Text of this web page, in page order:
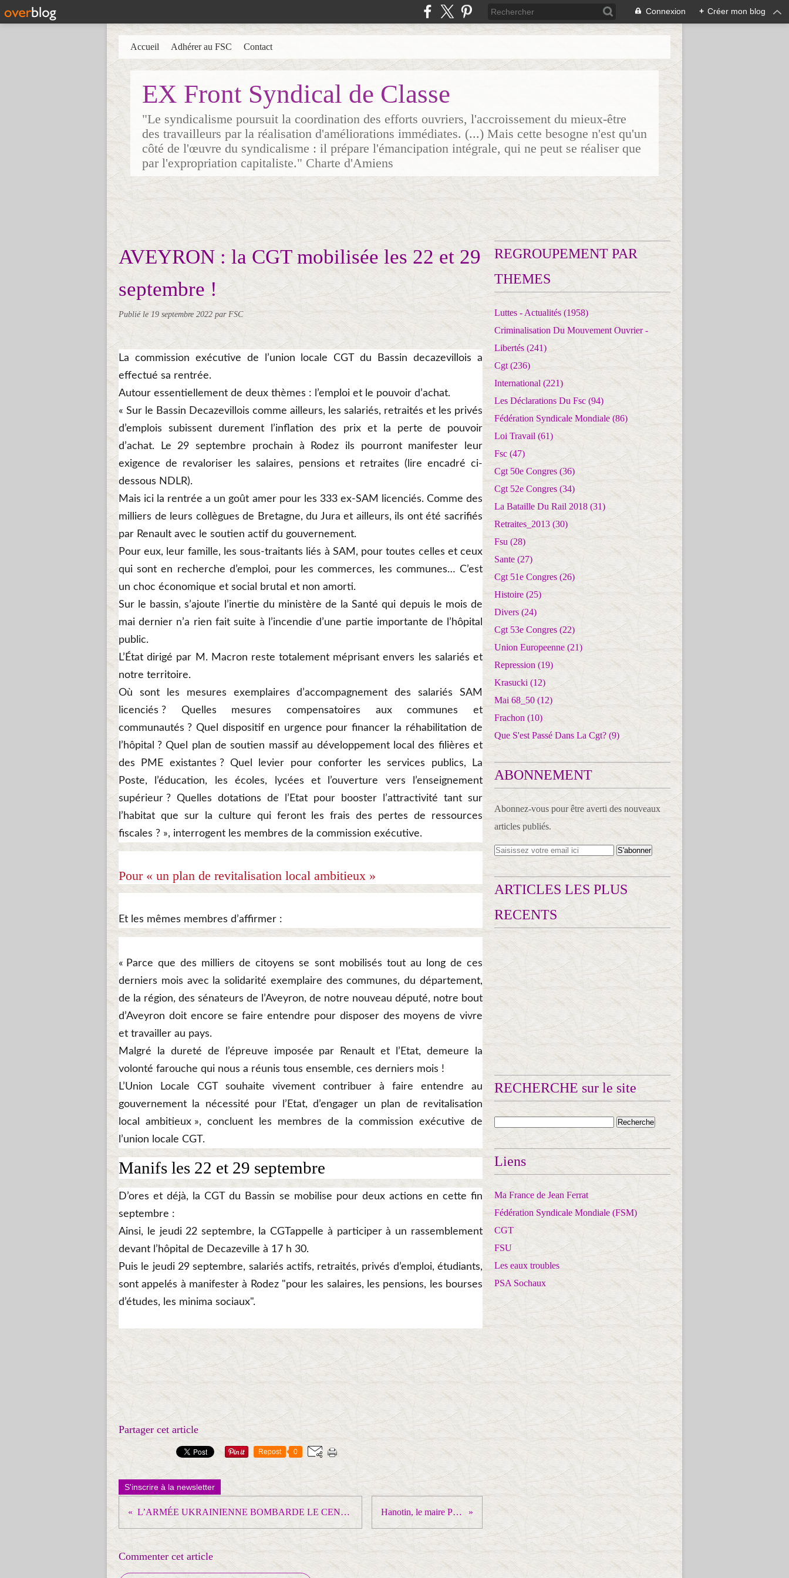
Connexion + Créer mon blog
EX Front Syndical de Classe
"Le syndicalisme poursuit la coordination des efforts ouvriers, l'accroissement du mieux-être
des travailleurs par la réalisation d'améliorations immédiates. (...) Mais cette besogne n'est qu'un
côté de l'œuvre du syndicalisme : il prépare l'émancipation intégrale, qui ne peut se réaliser que
par l'expropriation capitaliste." Charte d'Amiens
Accueil Adhérer au FSC Contact
AVEYRON : la CGT mobilisée les 22 et 29
septembre !
Publié le 19 septembre 2022 par FSC
Les membres de la commission exécutive de l’union locale CGT du Bassin decazevillois. DR - DR
La commission exécutive de l’union locale CGT du Bassin decazevillois a
effectué sa rentrée.
Autour essentiellement de deux thèmes : l’emploi et le pouvoir d’achat.
« Sur le Bassin Decazevillois comme ailleurs, les salariés, retraités et les privés
d’emplois subissent durement l’inflation des prix et la perte de pouvoir
d’achat. Le 29 septembre prochain à Rodez ils pourront manifester leur
exigence de revaloriser les salaires, pensions et retraites (lire encadré ci-
dessous NDLR).
Mais ici la rentrée a un goût amer pour les 333 ex-SAM licenciés. Comme des
milliers de leurs collègues de Bretagne, du Jura et ailleurs, ils ont été sacrifiés
par Renault avec le soutien actif du gouvernement.
Pour eux, leur famille, les sous-traitants liés à SAM, pour toutes celles et ceux
qui sont en recherche d’emploi, pour les commerces, les communes… C’est
un choc économique et social brutal et non amorti.
Sur le bassin, s’ajoute l’inertie du ministère de la Santé qui depuis le mois de
mai dernier n’a rien fait suite à l’incendie d’une partie importante de l’hôpital
public.
L’État dirigé par M. Macron reste totalement méprisant envers les salariés et
notre territoire.
Où sont les mesures exemplaires d’accompagnement des salariés SAM
licenciés ? Quelles mesures compensatoires aux communes et
communautés ? Quel dispositif en urgence pour financer la réhabilitation de
l’hôpital ? Quel plan de soutien massif au développement local des filières et
des PME existantes ? Quel levier pour conforter les services publics, La
Poste, l’éducation, les écoles, lycées et l’ouverture vers l’enseignement
supérieur ? Quelles dotations de l’Etat pour booster l’attractivité tant sur
l’habitat que sur la culture qui feront les frais des pertes de ressources
fiscales ? », interrogent les membres de la commission exécutive.
Pour « un plan de revitalisation local ambitieux »
Et les mêmes membres d’affirmer :
« Parce que des milliers de citoyens se sont mobilisés tout au long de ces
derniers mois avec la solidarité exemplaire des communes, du département,
de la région, des sénateurs de l’Aveyron, de notre nouveau député, notre bout
d’Aveyron doit encore se faire entendre pour disposer des moyens de vivre
et travailler au pays.
Malgré la dureté de l’épreuve imposée par Renault et l’Etat, demeure la
volonté farouche qui nous a réunis tous ensemble, ces derniers mois !
L’Union Locale CGT souhaite vivement contribuer à faire entendre au
gouvernement la nécessité pour l’Etat, d’engager un plan de revitalisation
local ambitieux », concluent les membres de la commission exécutive de
l’union locale CGT.
Manifs les 22 et 29 septembre
D’ores et déjà, la CGT du Bassin se mobilise pour deux actions en cette fin
septembre :
Ainsi, le jeudi 22 septembre, la CGTappelle à participer à un rassemblement
devant l’hôpital de Decazeville à 17 h 30.
Puis le jeudi 29 septembre, salariés actifs, retraités, privés d’emploi, étudiants,
sont appelés à manifester à Rodez "pour les salaires, les pensions, les bourses
d’études, les minima sociaux".
Partager cet article
Repost 0
S'inscrire à la newsletter
L’ARMÉE UKRAINIENNE BOMBARDE LE CENTRE DE DONETSK AVEC DES CANONS FRANÇAIS, FAISANT QUATRE MORTS ET HUIT BLESSÉS PARMI LES CIVILS Hanotin, le maire PS de Saint-Denis interdit les syndicats à la fête de la ville !
Commenter cet article
REGROUPEMENT PAR
THEMES
Luttes - Actualités (1958)
Criminalisation Du Mouvement Ouvrier -
Libertés (241)
Cgt (236)
International (221)
Les Déclarations Du Fsc (94)
Fédération Syndicale Mondiale (86)
Loi Travail (61)
Fsc (47)
Cgt 50e Congres (36)
Cgt 52e Congres (34)
La Bataille Du Rail 2018 (31)
Retraites_2013 (30)
Fsu (28)
Sante (27)
Cgt 51e Congres (26)
Histoire (25)
Divers (24)
Cgt 53e Congres (22)
Union Europeenne (21)
Repression (19)
Krasucki (12)
Mai 68_50 (12)
Frachon (10)
Que S'est Passé Dans La Cgt? (9)
ABONNEMENT
Abonnez-vous pour être averti des nouveaux
articles publiés.
ARTICLES LES PLUS
RECENTS
RECHERCHE sur le site
Liens
Ma France de Jean Ferrat
Fédération Syndicale Mondiale (FSM)
CGT
FSU
Les eaux troubles
PSA Sochaux